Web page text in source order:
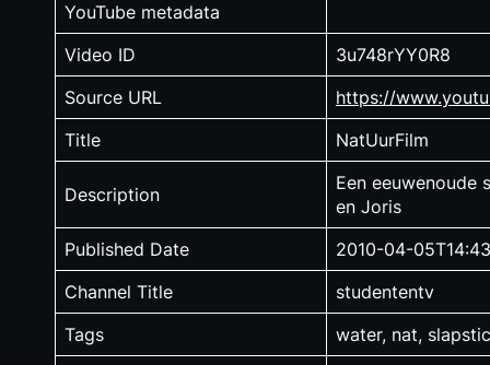
YouTube metadata
Video ID
3u748rYY0R8
Source URL
https://
Title
NatUurFilm
Description
Een eeuwenoude
en Joris
Published Date
2010-04-
Channel Title
studententv
Tags
water, nat,